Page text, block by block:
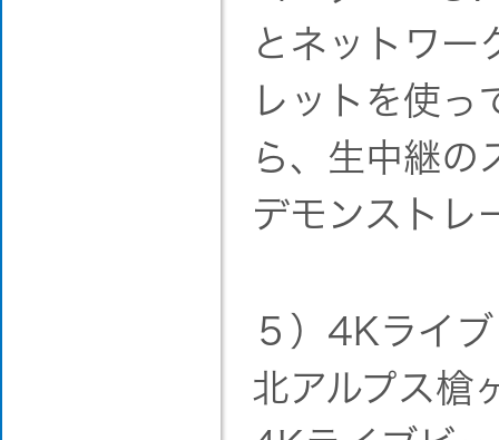
とネットワー
レットを使
ら、生中継の
デモンストレ
５）4Kライ
北アルプス槍